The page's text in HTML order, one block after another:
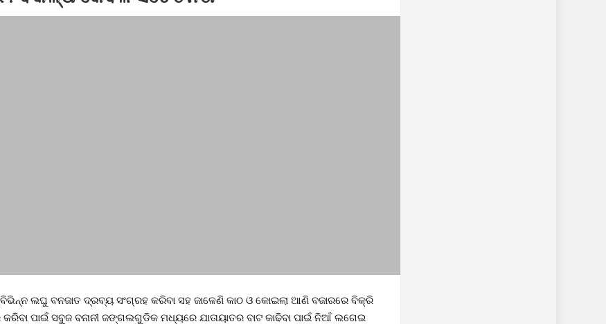
ସମ୍ପର୍କିତ ପ୍ରଶିକ୍ଷଣ ଶିବିର
ଲଘୁ ବନଜାତ ଦ୍ରବ୍ୟ ସଂଗ୍ରହ କରିବା ସହ ଜାଳେଣି କାଠ ଓ କୋଇଲା ଆଣି ବଜାରରେ ବିକ୍ରି
ପାଇଁ ସବୁଜ ବନାନୀ ଜଙ୍ଗଲଗୁଡିକ ମଧ୍ୟରେ ଯାତାୟାତର ବାଟ କାଢିବା ପାଇଁ ନିଆଁ ଲଗେଇ